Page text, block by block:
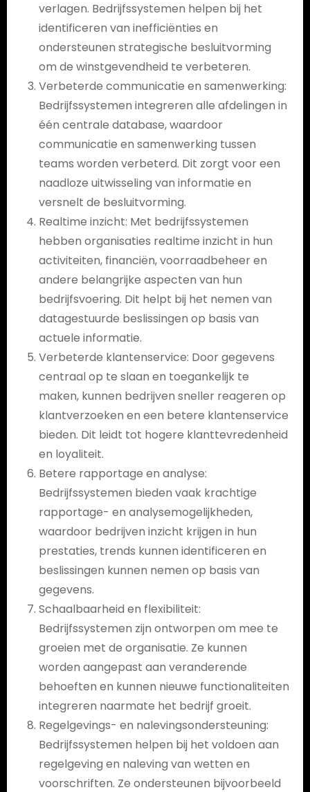
verlagen. Bedrijfssystemen helpen bij het
identificeren van inefficiënties en
ondersteunen strategische besluitvorming
om de winstgevendheid te verbeteren.
Verbeterde communicatie en samenwerking:
Bedrijfssystemen integreren alle afdelingen in
één centrale database, waardoor
communicatie en samenwerking tussen
teams worden verbeterd. Dit zorgt voor een
naadloze uitwisseling van informatie en
versnelt de besluitvorming.
Realtime inzicht: Met bedrijfssystemen
hebben organisaties realtime inzicht in hun
activiteiten, financiën, voorraadbeheer en
andere belangrijke aspecten van hun
bedrijfsvoering. Dit helpt bij het nemen van
datagestuurde beslissingen op basis van
actuele informatie.
Verbeterde klantenservice: Door gegevens
centraal op te slaan en toegankelijk te
maken, kunnen bedrijven sneller reageren op
klantverzoeken en een betere klantenservice
bieden. Dit leidt tot hogere klanttevredenheid
en loyaliteit.
Betere rapportage en analyse:
Bedrijfssystemen bieden vaak krachtige
rapportage- en analysemogelijkheden,
waardoor bedrijven inzicht krijgen in hun
prestaties, trends kunnen identificeren en
beslissingen kunnen nemen op basis van
gegevens.
Schaalbaarheid en flexibiliteit:
Bedrijfssystemen zijn ontworpen om mee te
groeien met de organisatie. Ze kunnen
worden aangepast aan veranderende
behoeften en kunnen nieuwe functionaliteiten
integreren naarmate het bedrijf groeit.
Regelgevings- en nalevingsondersteuning:
Bedrijfssystemen helpen bij het voldoen aan
regelgeving en naleving van wetten en
voorschriften. Ze ondersteunen bijvoorbeeld